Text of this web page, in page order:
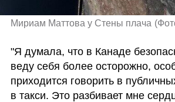
Мириам Маттова у Стены плача (
"Я думала, что в Канаде
веду себя более осторожно,
приходится говорить в
в такси. Это разбивает мне